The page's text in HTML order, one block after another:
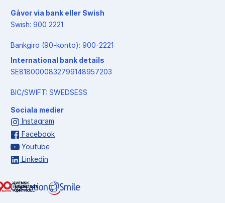
Gåvor via bank eller Swish
Swish: 900 2221
Bankgiro (90-konto): 900-2221
International bank details
SE8180000832799148957203
BIC/SWIFT: SWEDSESS
Sociala medier
Instagram
Facebook
Youtube
Linkedin